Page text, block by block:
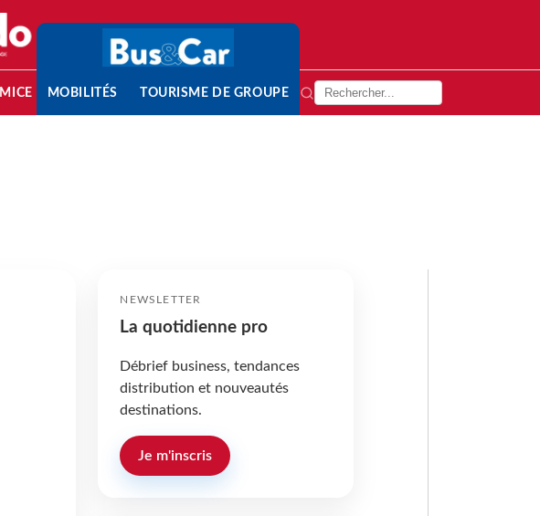
MICE MOBILITÉS TOURISME DE GROUPE
NEWSLETTER
La quotidienne pro
Débrief business, tendances
distribution et nouveautés
destinations.
Je m'inscris